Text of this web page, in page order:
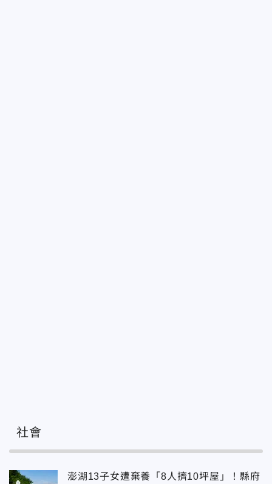
社會
澎湖13子女遭棄養「8人擠10坪屋」！縣府